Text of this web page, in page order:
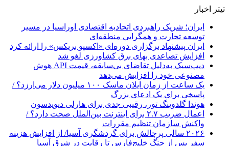
تیتر اخبار
ایران؛ شریک راهبردی اتحادیه اقتصادی اوراسیا در مسیر
توسعه تجارت و همگرایی منطقه‌ای
ایران پیشنهاد برگزاری دوره‌ای «اکسپو بریکس» را ارائه کرد
افزایش تصاعدی بهای برق کشاورزی لغو شد
دیپ‌سیک به‌دلیل تقاضای بی‌سابقه، قیمت API هوش
مصنوعی خود را افزایش می‌دهد
یک ساعت از زمان ایلان ماسک ۱۰۰ میلیون دلار می‌ارزد؟ /
پاسخی برای یک ادعای بزرگ
هوندا گلدوینگ تور، رقیبی جدی برای هارلی دیویدسون
اعمال ضریب ۲.۷ برای اینترنت بین‌الملل صحت دارد؟ /
واکنش سازمان تنظیم مقررات
۲۰۲۶ سالی پرچالش برای گردشگری آسیا/ از افزایش هزینه
سفر پس از جنگ خلیج‌فارس تا رقابت در شرق آسیا